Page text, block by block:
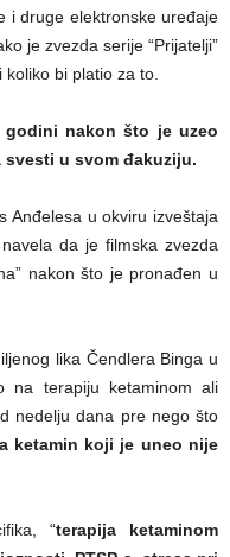
i druge elektronske uređaje
je zvezda serije “Prijatelji”
bi platio za to.
godini nakon što je uzeo
u svom đakuziju.
Anđelesa u okviru izveštaja
da je filmska zvezda
nakon što je pronađen u
lika Čendlera Binga u
na terapiju ketaminom ali
nedelju dana pre nego što
ketamin koji je uneo nije
“terapija ketaminom